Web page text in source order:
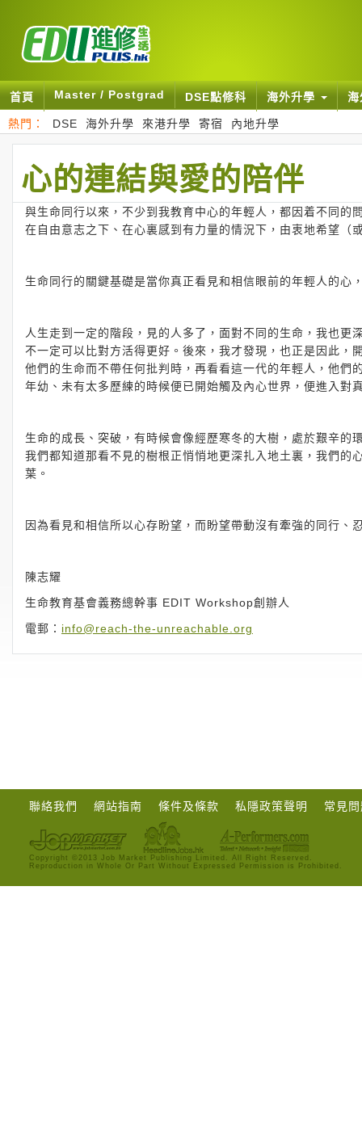
首頁 Master / Postgrad DSE點修科 海外升學
熱門： DSE 海外升學 來港升學 寄宿 內地升學
心的連結與愛的陪伴
與生命同行以來，不少到我教育中心的年輕人，都因着不同
在自由意志之下、在心裏感到有力量的情況下，由衷地希望（
生命同行的關鍵基礎是當你真正看見和相信眼前的年輕人的
人生走到一定的階段，見的人多了，面對不同的生命，我也
不一定可以比對方活得更好。後來，我才發現，也正是因此
他們的生命而不帶任何批判時，再看看這一代的年輕人，他
年幼、未有太多歷練的時候便已開始觸及內心世界，便進入對
生命的成長、突破，有時候會像經歷寒冬的大樹，處於艱辛
我們都知道那看不見的樹根正悄悄地更深扎入地土裏，我們
葉。
因為看見和相信所以心存盼望，而盼望帶動沒有牽強的同行、
陳志耀
生命教育基會義務總幹事 EDIT Workshop創辦人
電郵： info@reach-the-unreachable.org
聯絡我們 網站指南 條件及條款 私隱政策聲明 常見
Copyright ©2013 Job Market Publishing Limited. All Right Reserved.
Reproduction in Whole Or Part Without Expressed Permission is Prohibited.